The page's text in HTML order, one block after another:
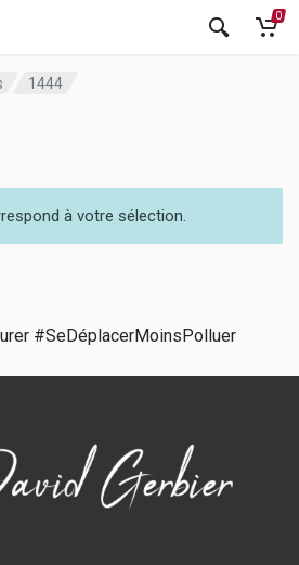
0
1444
à votre sélection.
#SeDéplacerMoinsPolluer